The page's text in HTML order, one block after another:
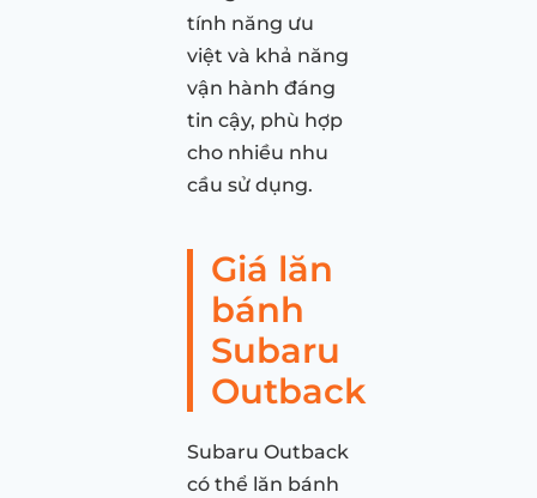
tính năng ưu
việt và khả năng
vận hành đáng
tin cậy, phù hợp
cho nhiều nhu
cầu sử dụng.
Giá lăn
bánh
Subaru
Outback
Subaru Outback
có thể lăn bánh